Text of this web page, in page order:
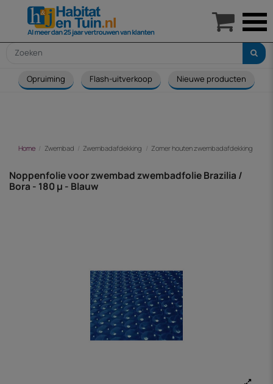
Opruiming Flash-uitverkoop Nieuwe producten
Home Zwembad Zwembadafdekking Zomer houten zwembadafdekking
Noppenfolie voor zwembad zwembadfolie Brazilia /
Bora - 180 µ - Blauw
